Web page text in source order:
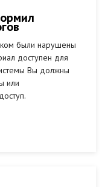
были нарушены
доступен для
Вы должны
или